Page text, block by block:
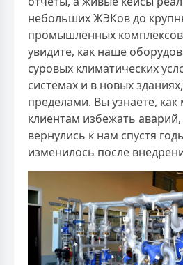
небольших ЖЭКов до
промышленных
увидите, как наше
суровых климатических
системах и в новых
пределами. Вы узнаете,
клиентам избежать
вернулись к нам спустя
изменилось после